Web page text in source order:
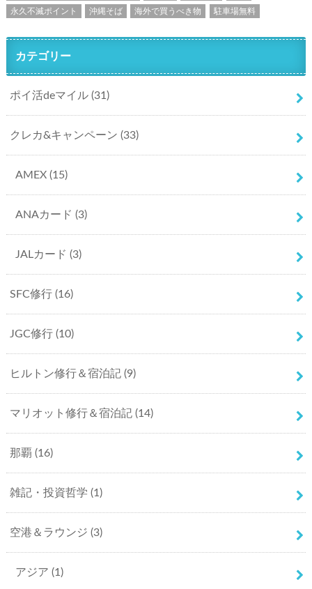
永久不滅ポイント 沖縄そば 海外で買うべき物 駐車場無料
カテゴリー
ポイ活deマイル (31)
クレカ&キャンペーン (33)
AMEX (15)
ANAカード (3)
JALカード (3)
SFC修行 (16)
JGC修行 (10)
ヒルトン修行＆宿泊記 (9)
マリオット修行＆宿泊記 (14)
那覇 (16)
雑記・投資哲学 (1)
空港＆ラウンジ (3)
アジア (1)